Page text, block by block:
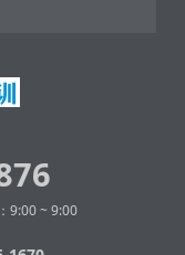
9:00 ~ 9:00